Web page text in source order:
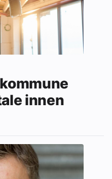
innen